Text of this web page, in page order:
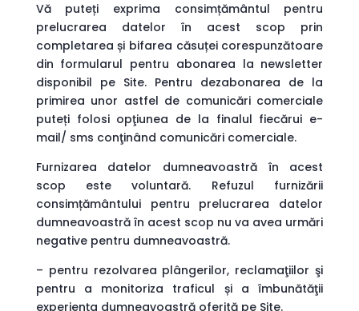
Vă puteți exprima consimțământul pentru
prelucrarea datelor în acest scop prin
completarea și bifarea căsuței corespunzătoare
din formularul pentru abonarea la newsletter
disponibil pe Site. Pentru dezabonarea de la
primirea unor astfel de comunicări comerciale
puteți folosi opţiunea de la finalul fiecărui e-
mail/ sms conţinând comunicări comerciale.
Furnizarea datelor dumneavoastră în acest
scop este voluntară. Refuzul furnizării
consimțământului pentru prelucrarea datelor
dumneavoastră în acest scop nu va avea urmări
negative pentru dumneavoastră.
– pentru rezolvarea plângerilor, reclamaţiilor şi
pentru a monitoriza traficul și a îmbunătăţii
experiența dumneavoastră oferită pe Site.